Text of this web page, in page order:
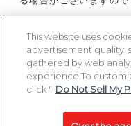
ペー
Copyright 2005-2026
All other products are
This website uses
advertisement quality,
gathered by web
experience.To
click " Do Not Sell My